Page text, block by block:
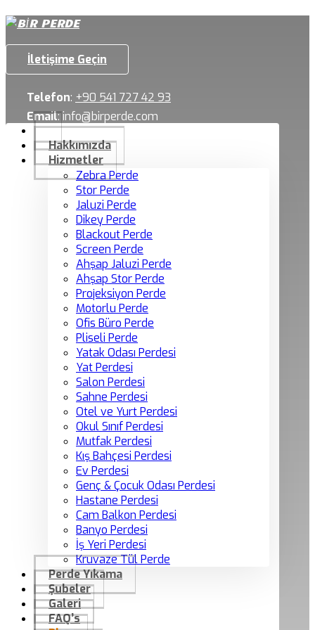
İletişime Geçin
Telefon: +90 541 727 42 93
Email:info@birperde.com
Hakkımızda
Hizmetler
Zebra Perde
Stor Perde
Jaluzi Perde
Dikey Perde
Blackout Perde
Screen Perde
Ahşap Jaluzi Perde
Ahşap Stor Perde
Projeksiyon Perde
Motorlu Perde
Ofis Büro Perde
Pliseli Perde
Yatak Odası Perdesi
Yat Perdesi
Salon Perdesi
Sahne Perdesi
Otel ve Yurt Perdesi
Okul Sınıf Perdesi
Mutfak Perdesi
Kış Bahçesi Perdesi
Ev Perdesi
Genç & Çocuk Odası Perdesi
Hastane Perdesi
Cam Balkon Perdesi
Banyo Perdesi
İş Yeri Perdesi
Kruvaze Tül Perde
Perde Yıkama
Şubeler
Galeri
FAQ’s